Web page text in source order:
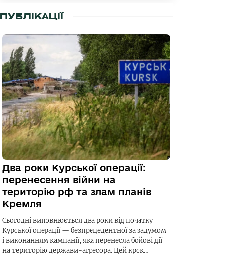
ПУБЛІКАЦІЇ
Два роки Курської операції:
перенесення війни на
територію рф та злам планів
Кремля
Сьогодні виповнюється два роки від початку
Курської операції — безпрецедентної за задумом
і виконанням кампанії, яка перенесла бойові дії
на територію держави-агресора. Цей крок…